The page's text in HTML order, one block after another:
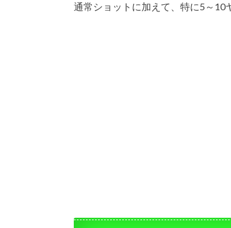
通常ショットに加えて、特に5～10